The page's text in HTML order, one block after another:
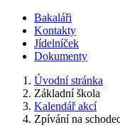
Bakaláři
Kontakty
Jídelníček
Dokumenty
Úvodní stránka
Základní škola
Kalendář akcí
Zpívání na